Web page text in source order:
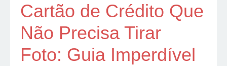
Cartão de Crédito Que
Não Precisa Tirar
Foto: Guia Imperdível